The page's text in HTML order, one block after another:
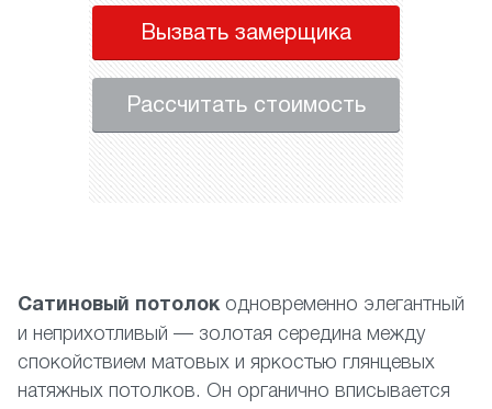
Вызвать замерщика
Рассчитать стоимость
Сатиновый потолок одновременно элегантный
и неприхотливый — золотая середина между
спокойствием матовых и яркостью глянцевых
натяжных потолков. Он органично вписывается